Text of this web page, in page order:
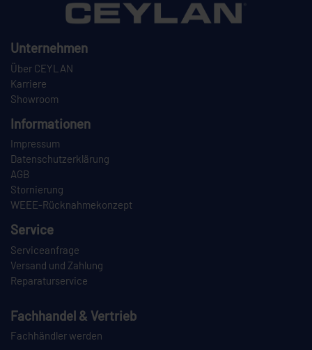
Unternehmen
Über CEYLAN
Karriere
Showroom
Informationen
Impressum
Datenschutzerklärung
AGB
Stornierung
WEEE-Rücknahmekonzept
Service
Serviceanfrage
Versand und Zahlung
Reparaturservice
Fachhandel & Vertrieb
Fachhändler werden